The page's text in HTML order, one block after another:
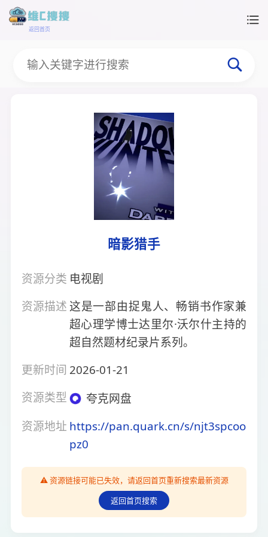
返回首页
暗影猎手
资源分类 电视剧
资源描述 这是一部由捉鬼人、畅销书作家兼
超心理学博士达里尔·沃尔什主持的
超自然题材纪录片系列。
更新时间 2026-01-21
资源类型
夸克网盘
资源地址 https://pan.quark.cn/s/njt3spcoo
pz0
⚠️ 资源链接可能已失效，请返回首页重新搜索最新资源
返回首页搜索